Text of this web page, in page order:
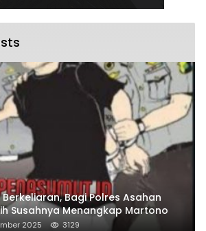
Berkeliaran, Bagi Polres Asahan
Susahnya Menangkap Martono
2025 3129